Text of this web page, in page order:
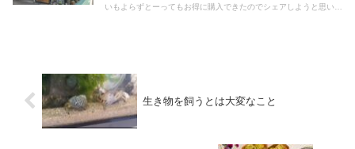
いもよらずとーってもお得に購入できたのでシェアしようと思いま
生き物を飼うとは大変なこと